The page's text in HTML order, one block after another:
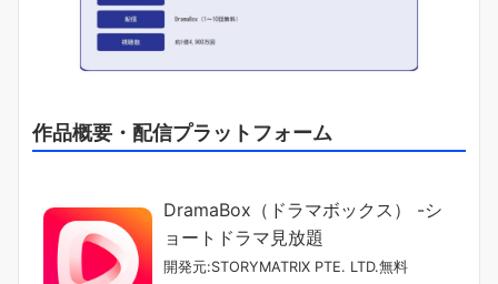
作品概要・配信プラットフォーム
DramaBox（ドラマボックス） -シ
ョートドラマ見放題
開発元:STORYMATRIX PTE. LTD.無料